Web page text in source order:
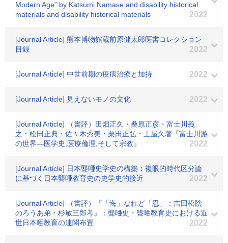
Modern Age” by Katsumi Namase and disability historical
materials and disability historical materials
2022
[Journal Article] 熊本博物館蔵前原健太郎医書コレクション
目録
2022
[Journal Article] 中世前期の疫病治療と加持 2022
[Journal Article] 見えないモノの文化 2022
[Journal Article] （書評）田畑正久・桑原正彦・富士川義
之・松田正典・佐々木秀美・栗田正弘・土屋久著『富士川游
の世界―医学史,医療倫理,そして宗教』
2022
[Journal Article] 日本聾唖史学史の構築：複眼的時代区分論
に基づく日本聾唖教育史の史学史的接近
2022
[Journal Article] （書評）『「悔」なれど「忍」：吉田松陰
のろうあ弟・杉敏三郎考』：聾唖史・聾唖教育史における近
世日本唖教育の連関布置
2022